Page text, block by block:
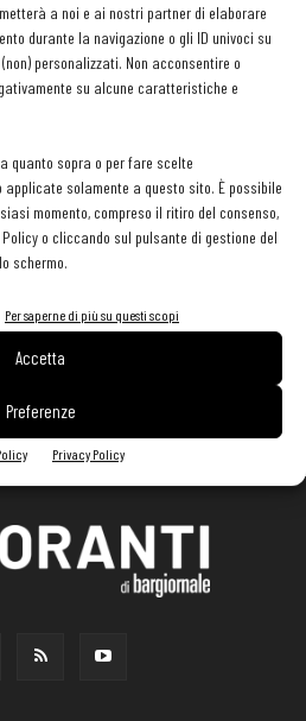
a noi e ai nostri partner di elaborare
durante la navigazione o gli ID univoci su
personalizzati. Non acconsentire o
su alcune caratteristiche e
quanto sopra o per fare scelte
solamente a questo sito. È possibile
momento, compreso il ritiro del consenso,
o cliccando sul pulsante di gestione del
schermo.
Per saperne di più su questi scopi
Accetta
Preferenze
Privacy Policy